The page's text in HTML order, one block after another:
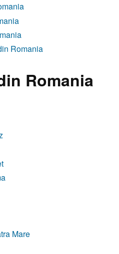
Romania
Romania
Mare